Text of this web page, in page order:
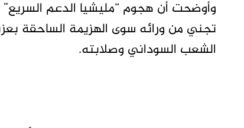
وأوضحت أن هجوم “مليشيا الدعم السريع”
تجني من ورائه سوى الهزيمة الساحقة
الشعب السوداني وصلابته.